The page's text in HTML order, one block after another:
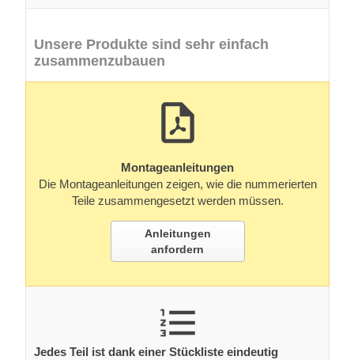
Unsere Produkte sind sehr einfach
zusammenzubauen
Montageanleitungen
Die Montageanleitungen zeigen, wie die nummerierten
Teile zusammengesetzt werden müssen.
Anleitungen
anfordern
Jedes Teil ist dank einer Stückliste eindeutig